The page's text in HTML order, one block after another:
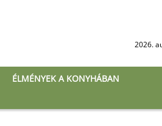
2026.
ÉLMÉNYEK A KONYHÁBAN